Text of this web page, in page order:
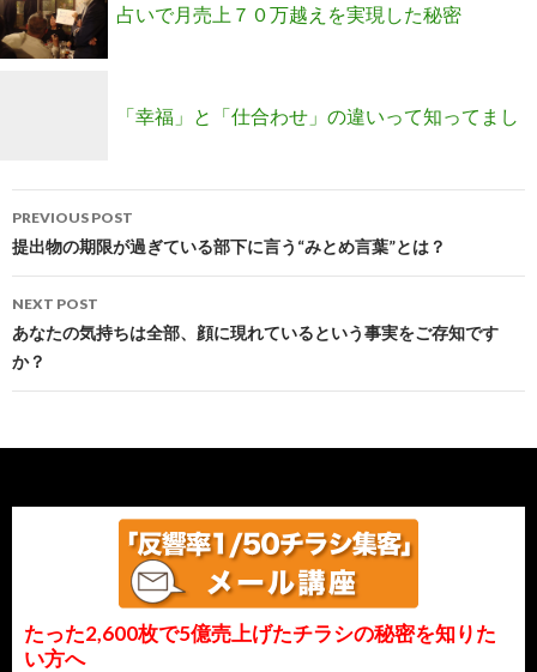
占いで月売上７０万越えを実現した秘密
「幸福」と「仕合わせ」の違いって知ってまし
Post
navigation
PREVIOUS POST
提出物の期限が過ぎている部下に言う“みとめ言葉”とは？
NEXT POST
あなたの気持ちは全部、顔に現れているという事実をご存知です
か？
たった2,600枚で5億売上げたチラシの秘密を知りた
い方へ